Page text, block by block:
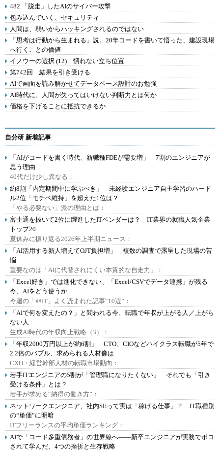
482.「脱走」したAIのサイバー攻撃
包み込んでいく、セキュリティ
人間は、弱いからハッキングされるのではない
「思考は行動から生まれる」説。20年コードを書いて悟った、建設現場
へ行くことの価値
イノウーの選択 (12) 慣れない立ち位置
第742回 結果を引き受ける
AIで画面を読み解かせてデータベース設計のお勉強
AI時代に、人間が失ってはいけない判断力とは何か
価格を下げることに抵抗できるか
自分研 新着記事
「AIがコードを書く時代、新職種FDEが需要増」 7割のエンジニアが
思う理由
40代だけ少し異なる：
約8割「内定期間中に学ぶべき」 未経験エンジニア自主学習のハード
ル2位「モチベ維持」を超えた1位は？
「やる必要ない」派の理由とは：
富士通を抜いて2位に躍進したITベンダーは？ IT業界の就職人気企業
トップ20
夏休みに振り返る2026年上半期ニュース：
「AI活用する新人増えてOJT負担増」 複数の調査で露呈した現場の苦
悩
重要なのは「AIに代替されにくい本質的な自走力」：
「Excel好き」では進化できない、「Excel/CSVでデータ連携」が残る
今、AIをどう使うか
今週の「＠IT」よく読まれた記事“10選”：
「AIで何を変えたの？」と問われる今、転職で年収が上がる人／上がら
ない人
生成AI時代の年収向上戦略（3）：
「年収2000万円以上が約6割」 CTO、CIOなどハイクラス転職が5年で
2.2倍のバブル、求められる人材像は
CXO・経営幹部人材の転職市場動向：
若手ITエンジニアの5割が「管理職になりたくない」 それでも「引き
受ける条件」とは？
若手が求める“納得の働き方”：
ネットワークエンジニア、社内SEって実は「稼げる仕事」？ IT職種別
の“単価”に明暗
ITフリーランスの平均単価ランキング：
AIで「コード多重債務者」の世界線へ――新卒エンジニアが実務でボコ
されて学んだ、4つの挫折と生存戦略